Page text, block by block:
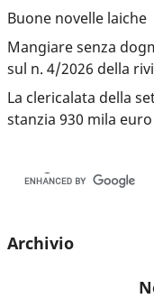
Buone novelle laiche
Mangiare senza
sul n. 4/2026 della
La clericalata della
stanzia 930 mila
Archivio